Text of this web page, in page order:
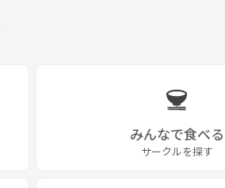
みんなで食べる
サークルを探す